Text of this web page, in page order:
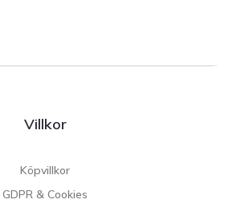
Villkor
Köpvillkor
GDPR & Cookies